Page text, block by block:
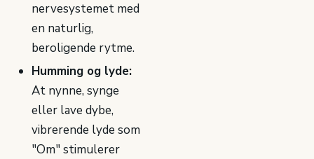
nervesystemet med
en naturlig,
beroligende rytme.
Humming og lyde:
At nynne, synge
eller lave dybe,
vibrerende lyde som
"Om" stimulerer